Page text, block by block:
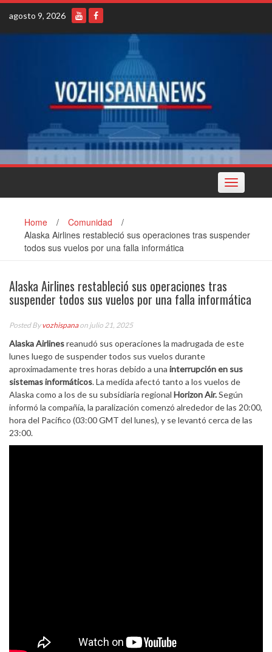
Skip
content
agosto 9, 2026
Toggle
navigation
Home / Comunidad
/
Alaska Airlines restableció sus operaciones tras suspender
todos sus vuelos por una falla informática
Alaska Airlines restableció sus operaciones tras
suspender todos sus vuelos por una falla informática
Posted Byvozhispanaon julio 21, 2025
Alaska Airlinesreanudó sus operaciones la madrugada de este
lunes luego de suspender todos sus vuelos durante
aproximadamente tres horas debido a una interrupción en sus
sistemas informáticos. La medida afectó tanto a los vuelos de
Alaska como a los de su subsidiaria regional Horizon Air.Según
informó la compañía, la paralización comenzó alrededor de las 20:00,
hora del Pacífico (03:00 GMT del lunes), y se levantó cerca de las
23:00.